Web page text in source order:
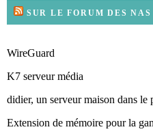
SUR LE FORUM DES NAS
WireGuard
K7 serveur média
didier, un serveur maison dans le
Extension de mémoire pour la